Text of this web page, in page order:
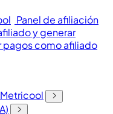
Panel de afiliación
y generar
pagos como afiliado